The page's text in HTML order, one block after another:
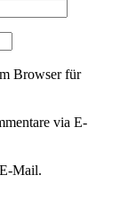
Browser für
via E-
Mail.